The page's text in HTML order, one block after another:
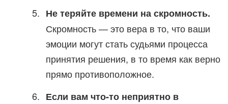
Не теряйте времени на скромность.
Скромность — это вера в то, что ваши
эмоции могут стать судьями процесса
принятия решения, в то время как верно
прямо противоположное.
Если вам что-то неприятно в